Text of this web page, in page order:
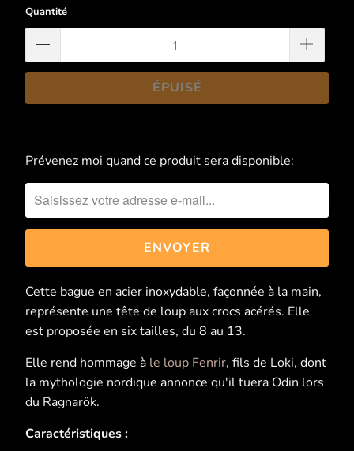
Quantité
ÉPUISÉ
Merci
de
me
contacter
}}
est
disponible
à
nouveau
-
url
Prévenez moi quand ce produit sera disponible:
Cette bague en acier inoxydable, façonnée à la main,
représente une tête de loup aux crocs acérés. Elle
est proposée en six tailles, du 8 au 13.
Elle rend hommage à le loup Fenrir, fils de Loki, dont
la mythologie nordique annonce qu'il tuera Odin lors
du Ragnarök.
Caractéristiques :